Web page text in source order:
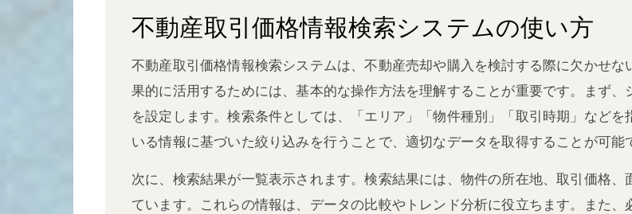
不動産取引価格情報検索システムの使い方
不動産取引価格情報検索システムは、不動産売却や購入を検討する際に欠かせ
果的に活用するためには、基本的な操作方法を理解することが重要です。まず
を設定します。検索条件としては、「エリア」「物件種別」「取引時期」など
いる情報に基づいた絞り込みを行うことで、適切なデータを取得することが可能
次に、検索結果が一覧表示されます。検索結果には、物件の所在地、取引価格
ています。これらの情報は、データの比較やトレンド分析に役立ちます。また